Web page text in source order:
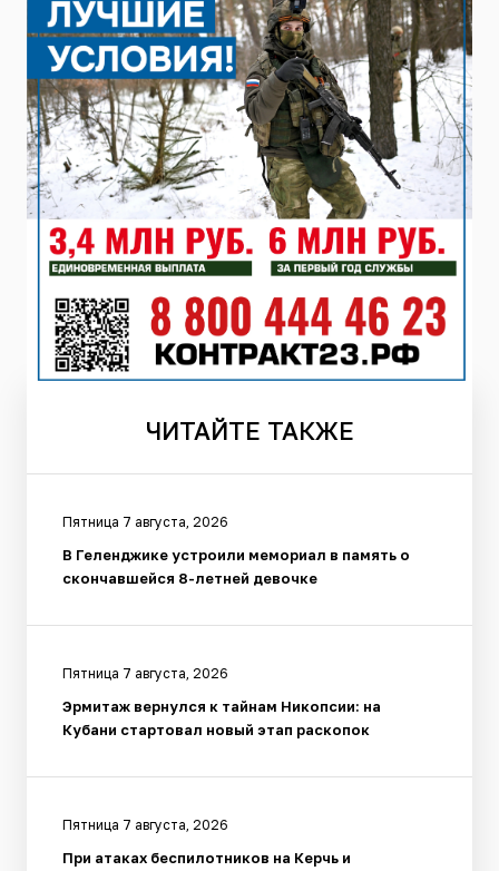
ЧИТАЙТЕ ТАКЖЕ
Пятница 7 августа, 2026
В Геленджике устроили мемориал в память о
скончавшейся 8-летней девочке
Пятница 7 августа, 2026
Эрмитаж вернулся к тайнам Никопсии: на
Кубани стартовал новый этап раскопок
Пятница 7 августа, 2026
При атаках беспилотников на Керчь и